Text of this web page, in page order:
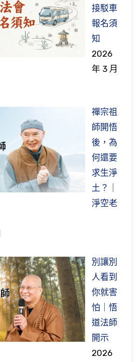
接駁車
報名須
知
2026
年 3 月
禪宗祖
師開悟
後，為
何還要
求生淨
土？｜
淨空老
別讓別
人看到
你就害
怕｜悟
道法師
開示
2026